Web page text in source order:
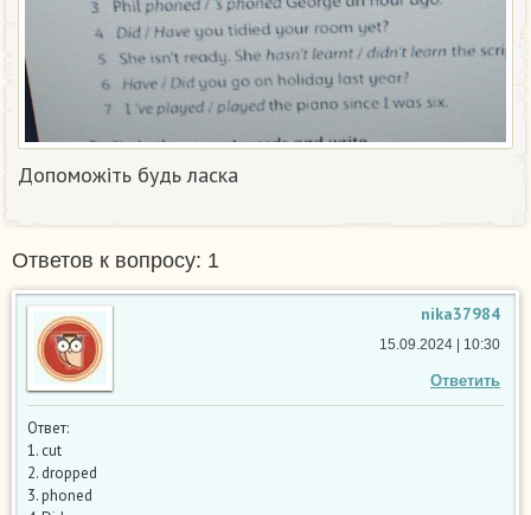
Допоможіть будь ласка​
Ответов к вопросу: 1
nika37984
Ответить
15.09.2024 | 10:30
Ответ:
1. cut
2. dropped
3. phoned